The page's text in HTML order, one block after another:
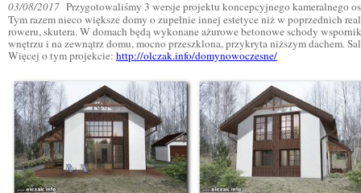
03/08/2017 Przygotowaliśmy 3 wersje projektu koncepcyjnego kameralnego
Tym razem nieco większe domy o zupełnie innej estetyce niż w poprzednich
roweru, skutera. W domach będą wykonane ażurowe betonowe schody
wnętrzu i na zewnątrz domu, mocno przeszklona, przykryta niższym dachem.
Więcej o tym projekcie: http://olczak.info/domynowoczesne/